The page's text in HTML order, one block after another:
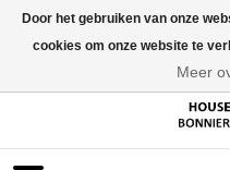
Door het gebruiken van onze
cookies om onze website te
Meer